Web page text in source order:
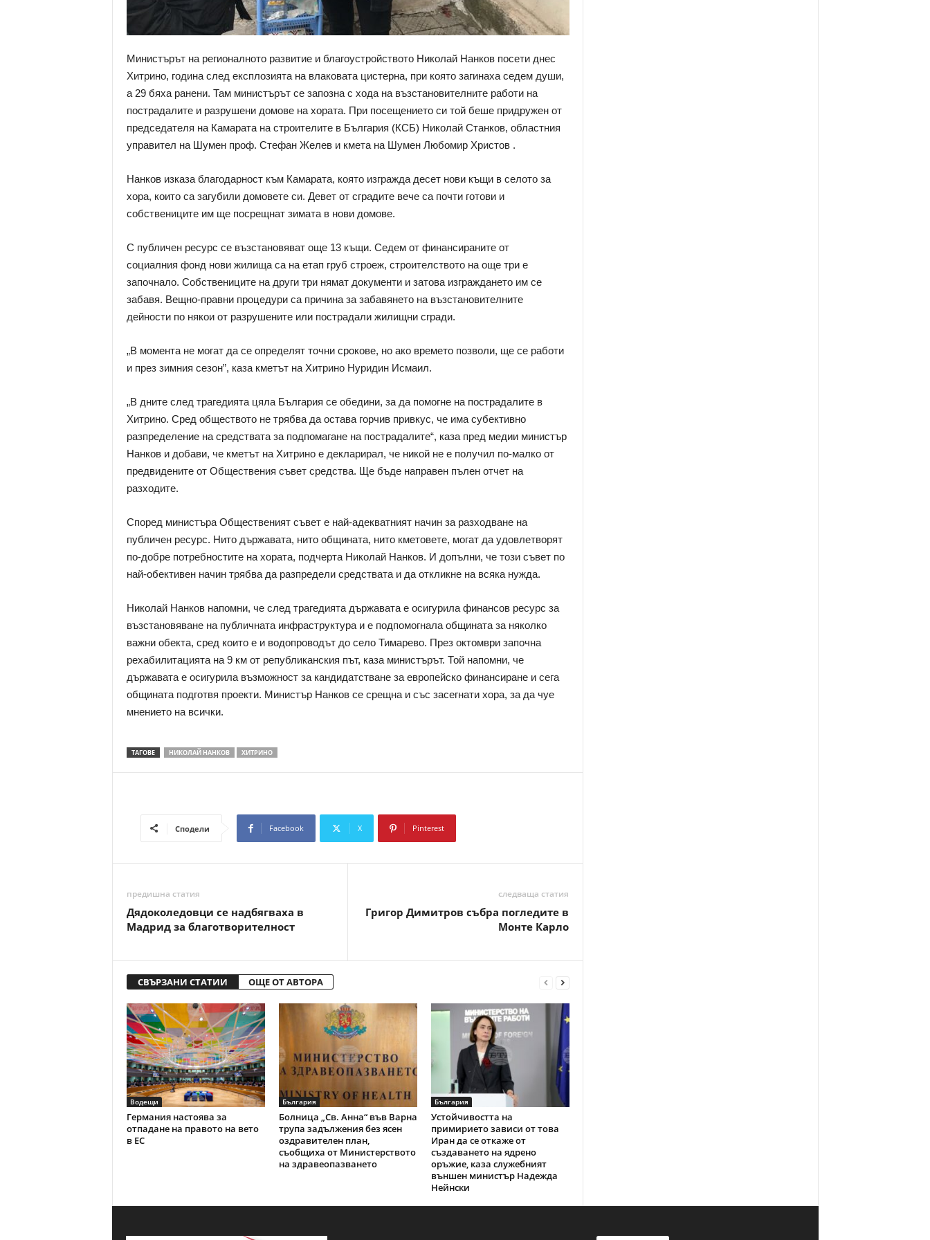
Министърът на регионалното развитие и благоустройството Николай Нанков посети днес
Хитрино, година след експлозията на влаковата цистерна, при която загинаха седем души,
а 29 бяха ранени. Там министърът се запозна с хода на възстановителните работи на
пострадалите и разрушени домове на хората. При посещението си той беше придружен от
председателя на Камарата на строителите в България (КСБ) Николай Станков, областния
управител на Шумен проф. Стефан Желев и кмета на Шумен Любомир Христов .
Нанков изказа благодарност към Камарата, която изгражда десет нови къщи в селото за
хора, които са загубили домовете си. Девет от сградите вече са почти готови и
собствениците им ще посрещнат зимата в нови домове.
С публичен ресурс се възстановяват още 13 къщи. Седем от финансираните от
социалния фонд нови жилища са на етап груб строеж, строителството на още три е
започнало. Собствениците на други три нямат документи и затова изграждането им се
забавя. Вещно-правни процедури са причина за забавянето на възстановителните
дейности по някои от разрушените или пострадали жилищни сгради.
„В момента не могат да се определят точни срокове, но ако времето позволи, ще се работи
и през зимния сезон”, каза кметът на Хитрино Нуридин Исмаил.
„В дните след трагедията цяла България се обедини, за да помогне на пострадалите в
Хитрино. Сред обществото не трябва да остава горчив привкус, че има субективно
разпределение на средствата за подпомагане на пострадалите“, каза пред медии министър
Нанков и добави, че кметът на Хитрино е декларирал, че никой не е получил по-малко от
предвидените от Обществения съвет средства. Ще бъде направен пълен отчет на
разходите.
Според министъра Общественият съвет е най-адекватният начин за разходване на
публичен ресурс. Нито държавата, нито общината, нито кметовете, могат да удовлетворят
по-добре потребностите на хората, подчерта Николай Нанков. И допълни, че този съвет по
най-обективен начин трябва да разпредели средствата и да откликне на всяка нужда.
Николай Нанков напомни, че след трагедията държавата е осигурила финансов ресурс за
възстановяване на публичната инфраструктура и е подпомогнала общината за няколко
важни обекта, сред които е и водопроводът до село Тимарево. През октомври започна
рехабилитацията на 9 км от републиканския път, каза министърът. Той напомни, че
държавата е осигурила възможност за кандидатстване за европейско финансиране и сега
общината подготвя проекти. Министър Нанков се срещна и със засегнати хора, за да чуе
мнението на всички.
ТАГОВЕ НИКОЛАЙ НАНКОВ ХИТРИНО
Сподели Facebook X Pinterest
предишна статия
Дядоколедовци се надбягваха в
Мадрид за благотворителност
следваща статия
Григор Димитров събра погледите в
Монте Карло
СВЪРЗАНИ СТАТИИ ОЩЕ ОТ АВТОРА
Водещи
Германия настоява за
отпадане на правото на вето
в ЕС
България
Болница „Св. Анна“ във Варна
трупа задължения без ясен
оздравителен план,
съобщиха от Министерството
на здравеопазването
България
Устойчивостта на
примирието зависи от това
Иран да се откаже от
създаването на ядрено
оръжие, каза служебният
външен министър Надежда
Нейнски